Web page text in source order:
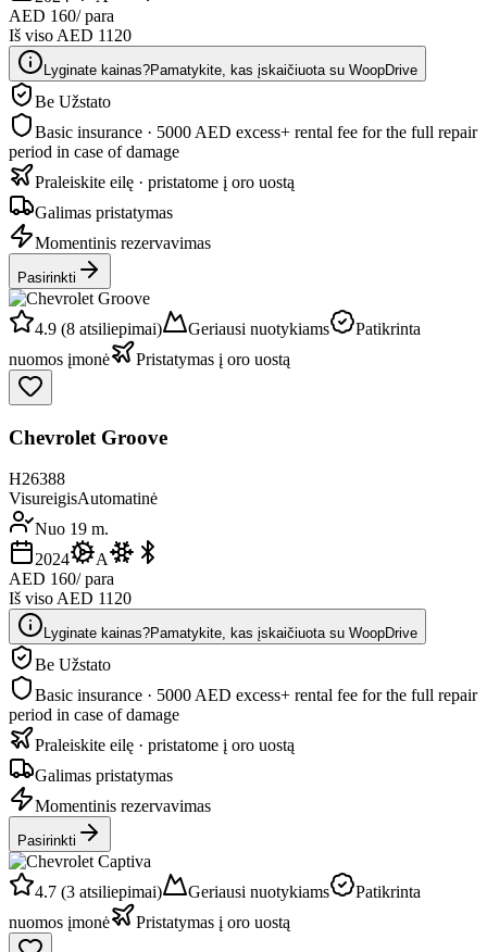
AED 160/ para
Iš viso AED 1120
Lyginate kainas?Pamatykite, kas įskaičiuota su WoopDrive
Be Užstato
Basic insurance · 5000 AED excess+ rental fee for the full repair
period in case of damage
Praleiskite eilę · pristatome į oro uostą
Galimas pristatymas
Momentinis rezervavimas
Pasirinkti
4.9 (8 atsiliepimai) Geriausi nuotykiams
Patikrinta
nuomos įmonė
Pristatymas į oro uostą
Chevrolet Groove
H26388
VisureigisAutomatinė
Nuo 19 m.
2024
A
AED 160/ para
Iš viso AED 1120
Lyginate kainas?Pamatykite, kas įskaičiuota su WoopDrive
Be Užstato
Basic insurance · 5000 AED excess+ rental fee for the full repair
period in case of damage
Praleiskite eilę · pristatome į oro uostą
Galimas pristatymas
Momentinis rezervavimas
Pasirinkti
4.7 (3 atsiliepimai) Geriausi nuotykiams
Patikrinta
nuomos įmonė
Pristatymas į oro uostą